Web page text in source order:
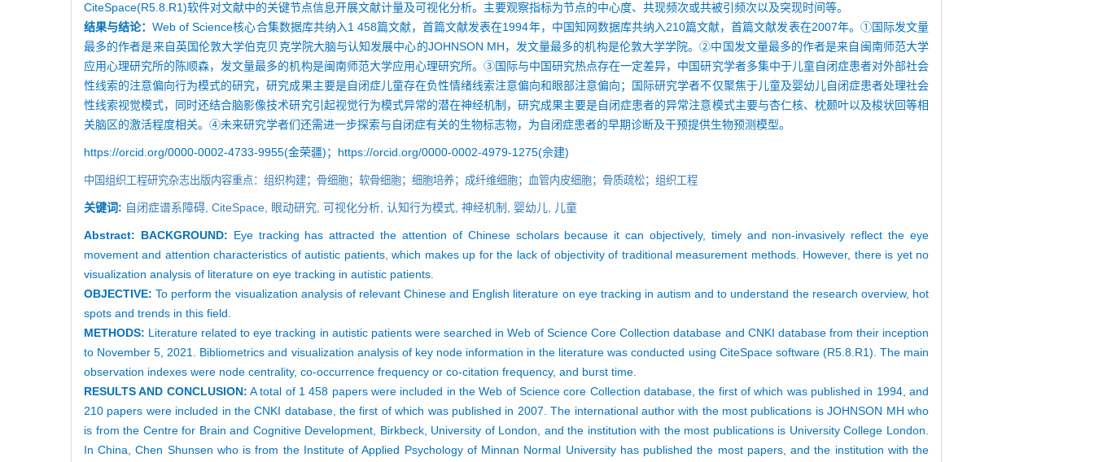
CiteSpace(R5.8.R1)软件对文献中的关键节点信息开展文献计量及可视化分析。主要观察指标为节点的中心度、共现频次或共被引频次以及突现时间等。
结果与结论：Web of Science核心合集数据库共纳入1 458篇文献，首篇文献发表在1994年，中国知网数据库共纳入210篇文献，首篇文献发表在2007年。①国际发文量
最多的作者是来自英国伦敦大学伯克贝克学院大脑与认知发展中心的JOHNSON MH，发文量最多的机构是伦敦大学学院。②中国发文量最多的作者是来自闽南师范大学
应用心理研究所的陈顺森，发文量最多的机构是闽南师范大学应用心理研究所。③国际与中国研究热点存在一定差异，中国研究学者多集中于儿童自闭症患者对外部社会
性线索的注意偏向行为模式的研究，研究成果主要是自闭症儿童存在负性情绪线索注意偏向和眼部注意偏向；国际研究学者不仅聚焦于儿童及婴幼儿自闭症患者处理社会
性线索视觉模式，同时还结合脑影像技术研究引起视觉行为模式异常的潜在神经机制，研究成果主要是自闭症患者的异常注意模式主要与杏仁核、枕颞叶以及梭状回等相
关脑区的激活程度相关。④未来研究学者们还需进一步探索与自闭症有关的生物标志物，为自闭症患者的早期诊断及干预提供生物预测模型。
https://orcid.org/0000-0002-4733-9955(金荣疆)；https://orcid.org/0000-0002-4979-1275(佘建)
中国组织工程研究杂志出版内容重点：组织构建；骨细胞；软骨细胞；细胞培养；成纤维细胞；血管内皮细胞；骨质疏松；组织工程
关键词: 自闭症谱系障碍, CiteSpace, 眼动研究, 可视化分析, 认知行为模式, 神经机制, 婴幼儿, 儿童
Abstract: BACKGROUND: Eye tracking has attracted the attention of Chinese scholars because it can objectively, timely and non-invasively reflect the eye
movement and attention characteristics of autistic patients, which makes up for the lack of objectivity of traditional measurement methods. However, there is yet no
visualization analysis of literature on eye tracking in autistic patients.
OBJECTIVE:To perform the visualization analysis of relevant Chinese and English literature on eye tracking in autism and to understand the research overview, hot
spots and trends in this field.
METHODS: Literature related to eye tracking in autistic patients were searched in Web of Science Core Collection database and CNKI database from their inception
to November 5, 2021. Bibliometrics and visualization analysis of key node information in the literature was conducted using CiteSpace software (R5.8.R1). The main
observation indexes were node centrality, co-occurrence frequency or co-citation frequency, and burst time.
RESULTS AND CONCLUSION: A total of 1 458 papers were included in the Web of Science core Collection database, the first of which was published in 1994, and
210 papers were included in the CNKI database, the first of which was published in 2007. The international author with the most publications is JOHNSON MH who
is from the Centre for Brain and Cognitive Development, Birkbeck, University of London, and the institution with the most publications is University College London.
In China, Chen Shunsen who is from the Institute of Applied Psychology of Minnan Normal University has published the most papers, and the institution with the